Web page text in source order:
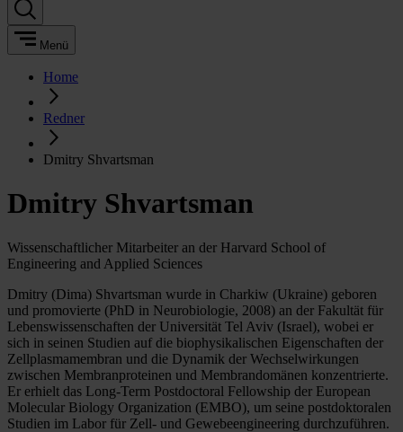
Menü
Home
Redner
Dmitry Shvartsman
Dmitry Shvartsman
Wissenschaftlicher Mitarbeiter an der Harvard School of
Engineering and Applied Sciences
Dmitry (Dima) Shvartsman wurde in Charkiw (Ukraine) geboren
und promovierte (PhD in Neurobiologie, 2008) an der Fakultät für
Lebenswissenschaften der Universität Tel Aviv (Israel), wobei er
sich in seinen Studien auf die biophysikalischen Eigenschaften der
Zellplasmamembran und die Dynamik der Wechselwirkungen
zwischen Membranproteinen und Membrandomänen konzentrierte.
Er erhielt das Long-Term Postdoctoral Fellowship der European
Molecular Biology Organization (EMBO), um seine postdoktoralen
Studien im Labor für Zell- und Gewebeengineering durchzuführen.